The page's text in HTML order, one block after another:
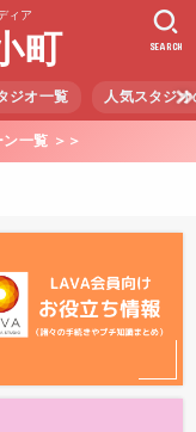
ィア
町
ジオ一覧 人気スタジ
SEARCH
一覧 ＞＞